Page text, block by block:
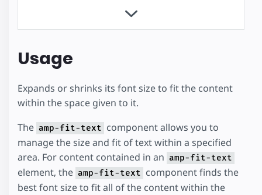
Basics of scrollbound effects
Hotel
Usage
Expands or shrinks its font size to fit the content
within the space given to it.
The amp-fit-text component allows you to
manage the size and fit of text within a specified
area. For content contained in an amp-fit-text
element, the amp-fit-text component finds the
best font size to fit all of the content within the